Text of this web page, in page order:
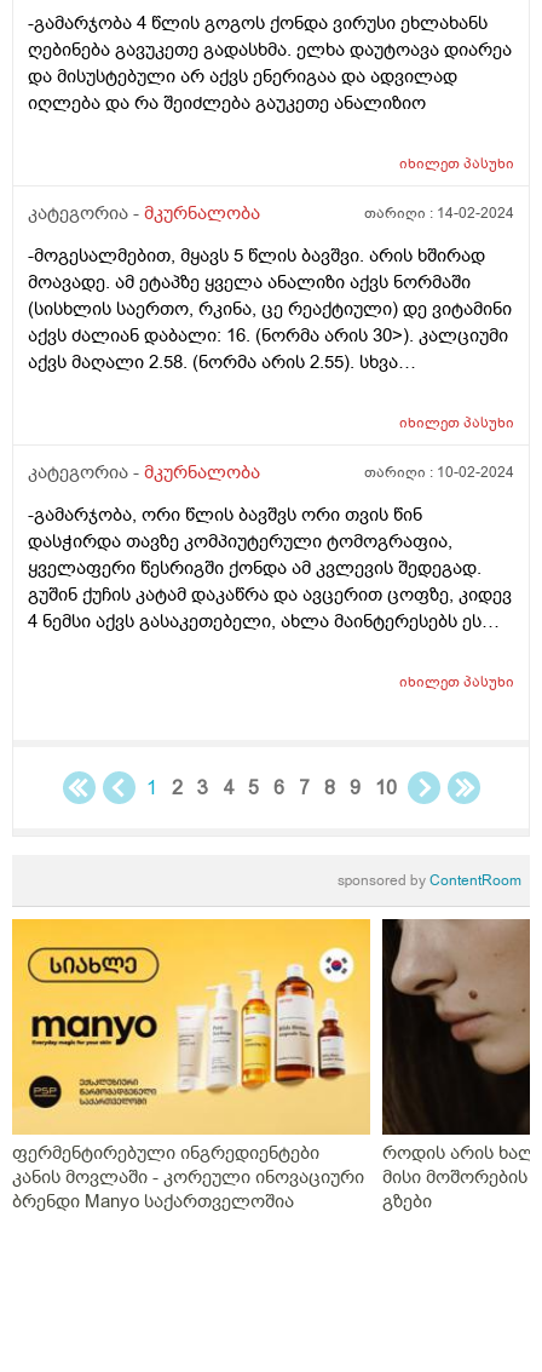
-გამარჯობა 4 წლის გოგოს ქონდა ვირუსი ეხლახანს
ღებინება გავუკეთე გადასხმა. ელხა დაუტოავა დიარეა
და მისუსტებული არ აქვს ენერიგაა და ადვილად
იღლება და რა შეიძლება გაუკეთე ანალიზიო
იხილეთპასუხი
კატეგორია - მკურნალობა თარიღი : 14-02-2024
-მოგესალმებით, მყავს 5 წლის ბავშვი. არის ხშირად
მოავადე. ამ ეტაპზე ყველა ანალიზი აქვს ნორმაში
(სისხლის საერთო, რკინა, ცე რეაქტიული) დე ვიტამინი
აქვს ძალიან დაბალი: 16. (ნორმა არის 30>). კალციუმი
აქვს მაღალი 2.58. (ნორმა არის 2.55). სხვა
დაფიქსირდა კალციუმი. გთხოვთ დამამშვიდოდ, რომ
კალციუმის მომატება არ არის კარგი. ექიმთან ვერ
წინასწარ!
იხილეთპასუხი
კატეგორია - მკურნალობა თარიღი : 10-02-2024
-გამარჯობა, ორი წლის ბავშვს ორი თვის წინ
დასჭირდა თავზე კომპიუტერული ტომოგრაფია,
ყველაფერი წესრიგში ქონდა ამ კვლევის შედეგად.
გუშინ ქუჩის კატამ დაკაწრა და ავცერით ცოფზე, კიდევ
4 ნემსი აქვს გასაკეთებელი, ახლა მაინტერესებს ეს
კავშირში ხო არაა? ხო არ დაემატება ერთი მეორეს და
იხილეთპასუხი
1 2 3 4 5 6 7 8 9 10
sponsored byContentRoom
ფერმენტირებული ინგრედიენტები
კანის მოვლაში - კორეული ინოვაციური
ბრენდი Manyo საქართველოშია
როდის არის
მისი მოშორების
გზები